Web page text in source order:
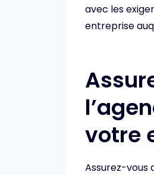
avec les
entreprise
votre
Assurez-vous